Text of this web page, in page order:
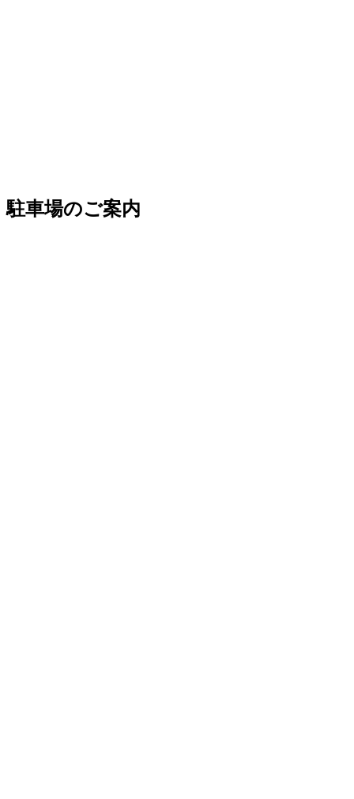
駐車場のご案内